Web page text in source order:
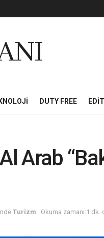
DUTY FREE
Arab
Turizm Okuma zamanı:1 dk.